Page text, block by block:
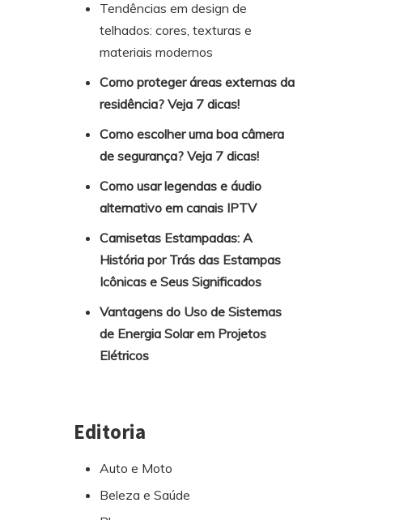
Tendências em design de
telhados: cores, texturas e
materiais modernos
Como proteger áreas externas da
residência? Veja 7 dicas!
Como escolher uma boa câmera
de segurança? Veja 7 dicas!
Como usar legendas e áudio
alternativo em canais IPTV
Camisetas Estampadas: A
História por Trás das Estampas
Icônicas e Seus Significados
Vantagens do Uso de Sistemas
de Energia Solar em Projetos
Elétricos
Editoria
Auto e Moto
Beleza e Saúde